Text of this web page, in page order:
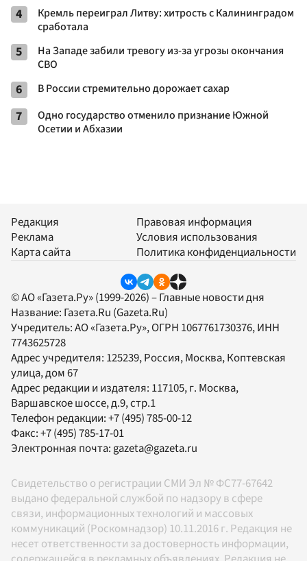
4
Кремль переиграл Литву: хитрость с Калининградом
сработала
5
На Западе забили тревогу из-за угрозы окончания
СВО
6 В России стремительно дорожает сахар
7
Одно государство отменило признание Южной
Осетии и Абхазии
Редакция
Реклама
Карта сайта
Правовая информация
Условия использования
Политика конфиденциальности
© АО «Газета.Ру» (1999-2026) – Главные новости дня
Название: Газета.Ru (Gazeta.Ru)
Учредитель:АО «Газета.Ру», ОГРН 1067761730376, ИНН
7743625728
Адрес учредителя: 125239, Россия, Москва, Коптевская
улица, дом 67
Адрес редакции и издателя: 117105, г. Москва,
Варшавское шоссе, д.9, стр.1
Телефон редакции:+7 (495) 785-00-12
Факс:+7 (495) 785-17-01
Электронная почта: gazeta@gazeta.ru
Свидетельство о регистрации СМИ Эл № ФС77-67642
выдано федеральной службой по надзору в сфере
связи, информационных технологий и массовых
коммуникаций (Роскомнадзор) 10.11.2016 г. Редакция не
несет ответственности за достоверность информации,